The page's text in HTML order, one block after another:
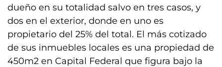
dueño en su totalidad salvo en tres casos, y
dos en el exterior, donde en uno es
propietario del 25% del total. El más cotizado
de sus inmuebles locales es una propiedad de
450m2 en Capital Federal que figura bajo la